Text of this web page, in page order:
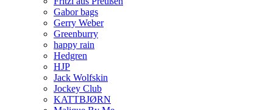
Gabor bags
Gerry Weber
Greenburry
happy rain
Hedgren
HJP
Jack Wolfskin
Jockey Club
KATTBJØRN